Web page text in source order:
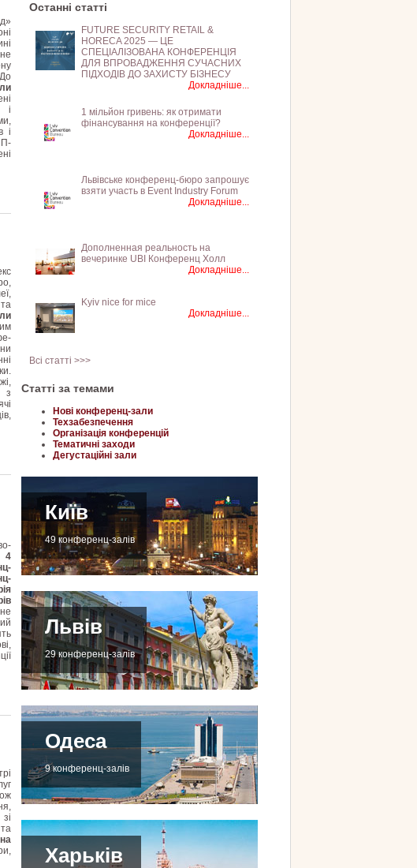
і
і
П-
з
4
Останні статті
FUTURE SECURITY RETAIL &
HORECA 2025 — ЦЕ
СПЕЦІАЛІЗОВАНА КОНФЕРЕНЦІЯ
ДЛЯ ВПРОВАДЖЕННЯ СУЧАСНИХ
ПІДХОДІВ ДО ЗАХИСТУ БІЗНЕСУ
Докладніше...
1 мільйон гривень: як отримати
фінансування на конференції?
Докладніше...
Львівське конференц-бюро запрошує
взяти участь в Event Industry Forum
Докладніше...
Дополненная реальность на
вечеринке UBI Конференц Холл
Докладніше...
Kyiv nice for mice
Докладніше...
Всі статті >>>
Статті за темами
Нові конференц-зали
Техзабезпечення
Організація конференцій
Тематичні заходи
Дегустаційні зали
Київ
49 конференц-залів
Львів
29 конференц-залів
Одеса
9 конференц-залів
Харьків